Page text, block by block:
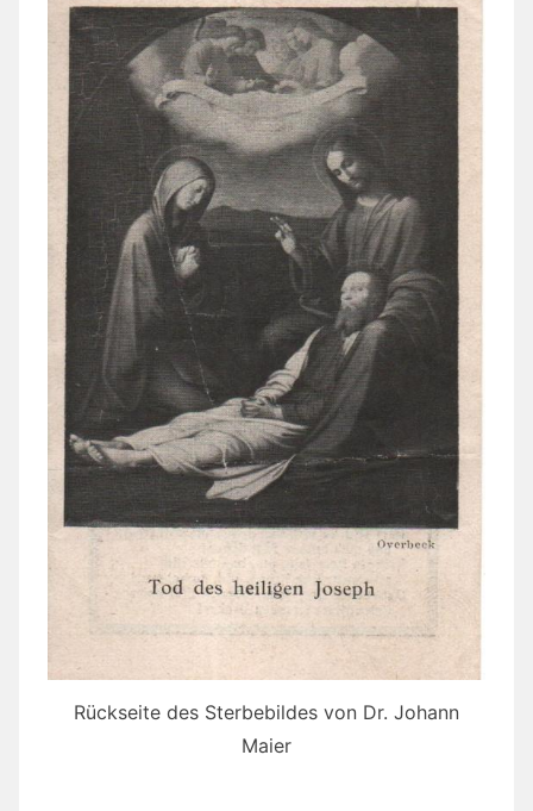
Rückseite des Sterbebildes von Dr. Johann
Maier